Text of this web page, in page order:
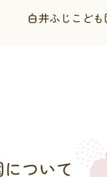
白井ふじこど
ついて